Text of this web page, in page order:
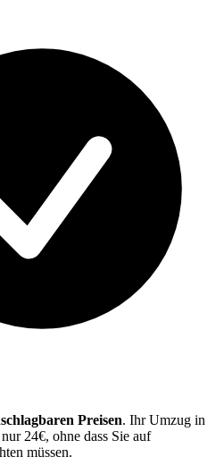
Preisen. Ihr Umzug in
24€, ohne dass Sie auf
müssen.